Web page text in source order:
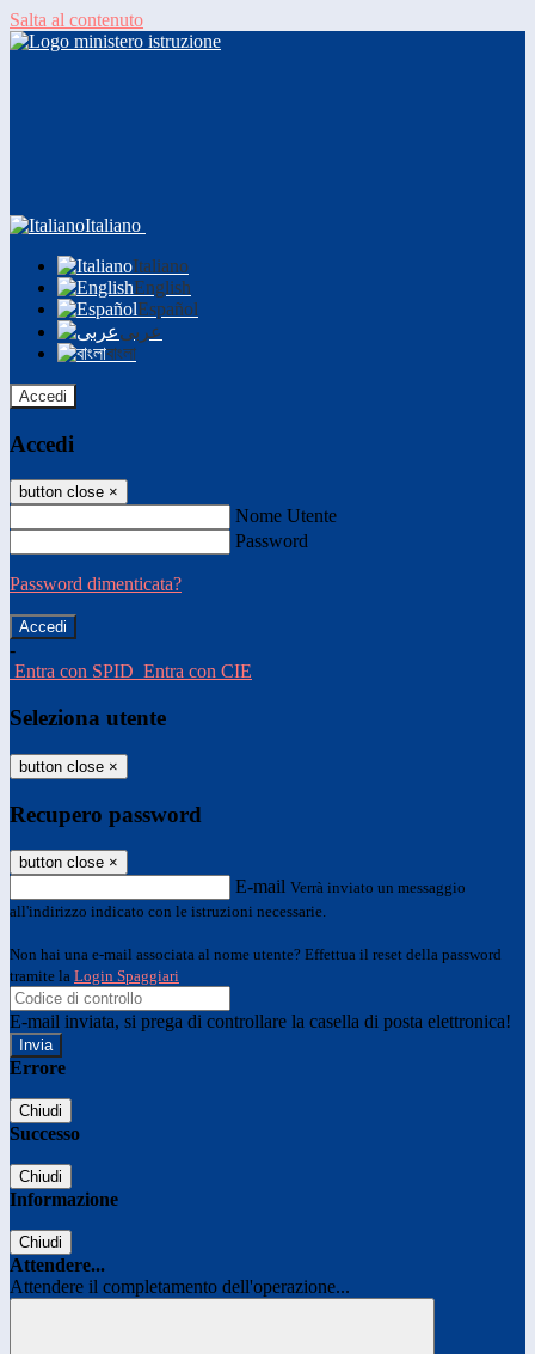
Salta al contenuto
Italiano
Italiano
English
Español
عربى
বাংলা
Accedi
Accedi
button close ×
Nome Utente
Password
Password dimenticata?
-
Entra con SPID Entra con CIE
Seleziona utente
button close ×
Recupero password
button close ×
E-mail Verrà inviato un messaggio
all'indirizzo indicato con le istruzioni necessarie.
Non hai una e-mail associata al nome utente? Effettua il reset della password
tramite la Login Spaggiari
E-mail inviata, si prega di controllare la casella di posta elettronica!
Errore
Chiudi
Successo
Chiudi
Informazione
Chiudi
Attendere...
Attendere il completamento dell'operazione...